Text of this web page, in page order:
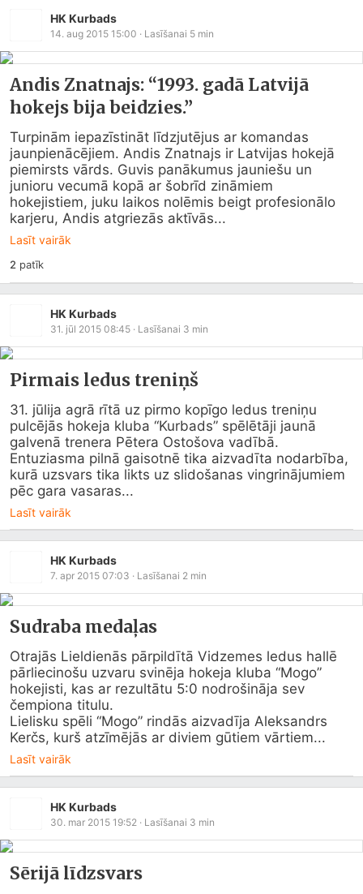
HK Kurbads
14. aug 2015 15:00 · Lasīšanai 5 min
Andis Znatnajs: “1993. gadā Latvijā
hokejs bija beidzies.”
Turpinām iepazīstināt līdzjutējus ar komandas
jaunpienācējiem. Andis Znatnajs ir Latvijas hokejā
piemirsts vārds. Guvis panākumus jauniešu un
junioru vecumā kopā ar šobrīd zināmiem
hokejistiem, juku laikos nolēmis beigt profesionālo
karjeru, Andis atgriezās aktīvās...
Lasīt vairāk
2 patīk
HK Kurbads
31. jūl 2015 08:45 · Lasīšanai 3 min
Pirmais ledus treniņš
31. jūlija agrā rītā uz pirmo kopīgo ledus treniņu
pulcējās hokeja kluba “Kurbads” spēlētāji jaunā
galvenā trenera Pētera Ostošova vadībā.
Entuziasma pilnā gaisotnē tika aizvadīta nodarbība,
kurā uzsvars tika likts uz slidošanas vingrinājumiem
pēc gara vasaras...
Lasīt vairāk
HK Kurbads
7. apr 2015 07:03 · Lasīšanai 2 min
Sudraba medaļas
Otrajās Lieldienās pārpildītā Vidzemes ledus hallē
pārliecinošu uzvaru svinēja hokeja kluba “Mogo”
hokejisti, kas ar rezultātu 5:0 nodrošināja sev
čempiona titulu.
Lielisku spēli “Mogo” rindās aizvadīja Aleksandrs
Kerčs, kurš atzīmējās ar diviem gūtiem vārtiem...
Lasīt vairāk
HK Kurbads
30. mar 2015 19:52 · Lasīšanai 3 min
Sērijā līdzsvars